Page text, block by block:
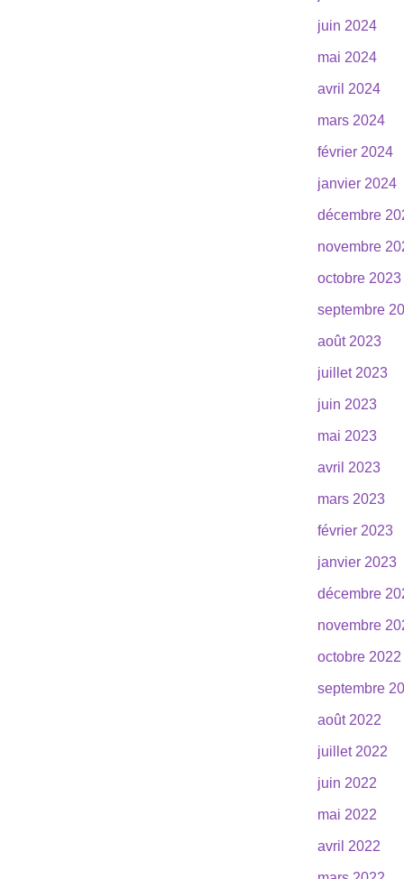
juin 2024
mai 2024
avril 2024
mars 2024
février 2024
janvier 2024
décembre
novembre
octobre 2023
septembre
août 2023
juillet 2023
juin 2023
mai 2023
avril 2023
mars 2023
février 2023
janvier 2023
décembre
novembre
octobre 2022
septembre
août 2022
juillet 2022
juin 2022
mai 2022
avril 2022